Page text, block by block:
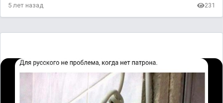
5 лет назад 231